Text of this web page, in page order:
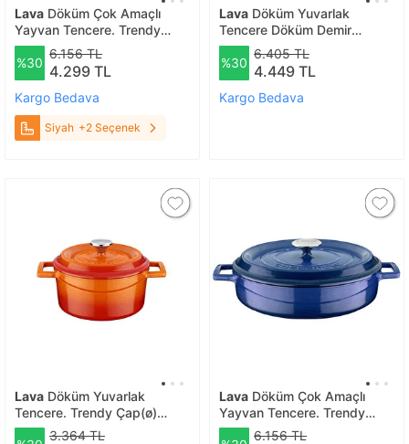
Lava Döküm Çok Amaçlı
Yayvan Tencere. Trendy
Serisi Çap(ø)32cm. Siyah
%30
6.156 TL
4.299 TL
Kargo Bedava
Siyah +2 Seçenek
Lava Döküm Yuvarlak
Tencere Döküm Demir
Yekpare Kulplu Premium
Serisi Çap(ø)28cm. Yeşil
Yeşil
%30
6.405 TL
4.449 TL
Kargo Bedava
Lava Döküm Yuvarlak
Tencere. Trendy Çap(ø)
18cm. Turuncu
3.364 TL
Lava Döküm Çok Amaçlı
Yayvan Tencere. Trendy
Serisi Çap(ø)32cm. Mavi
6.156 TL